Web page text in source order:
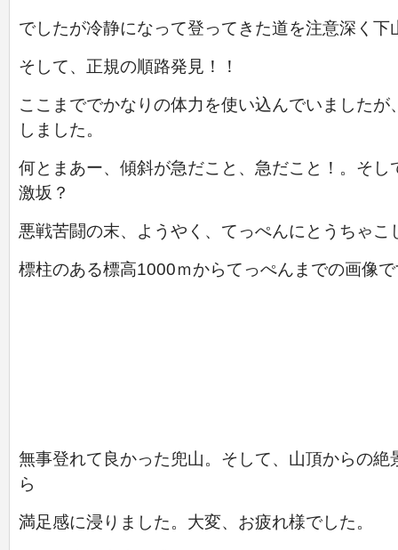
でしたが冷静になって登ってきた道を注意深く下
そして、正規の順路発見！！
ここまででかなりの体力を使い込んでいました
しました。
何とまあー、傾斜が急だこと、急だこと！。そ
激坂？
悪戦苦闘の末、ようやく、てっぺんにとうちゃこ
標柱のある標高1000ｍからてっぺんまでの画像
無事登れて良かった兜山。そして、山頂からの絶
ら
満足感に浸りました。大変、お疲れ様でした。